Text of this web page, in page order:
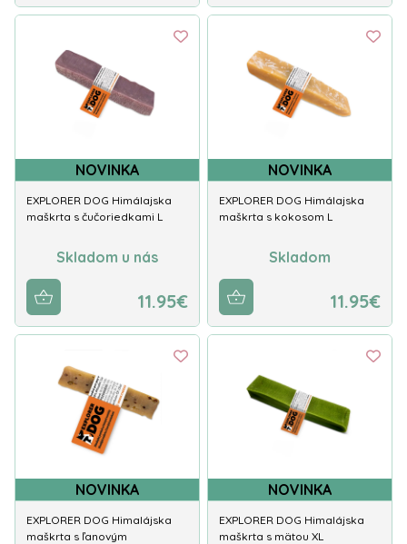
NOVINKA
EXPLORER DOG Himálajska
maškrta s čučoriedkami L
Skladom u nás
11.95€
NOVINKA
EXPLORER DOG Himálajska
maškrta s kokosom L
Skladom
11.95€
NOVINKA
EXPLORER DOG Himalájska
maškrta s ľanovým
NOVINKA
EXPLORER DOG Himalájska
maškrta s mätou XL